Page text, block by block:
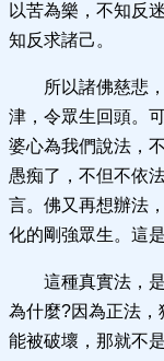
以苦為樂，不知反
知反求諸己。
所以諸佛慈悲
津，令眾生回頭。
婆心為我們說法，
愚痴了，不但不依
言。佛又再想辦法
化的剛強眾生。這
這種真實法，
為什麼?因為正法
能被破壞，那就不